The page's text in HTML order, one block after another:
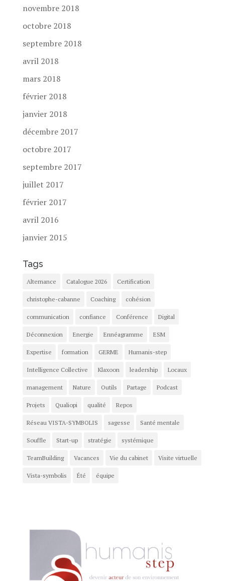
novembre 2018
octobre 2018
septembre 2018
avril 2018
mars 2018
février 2018
janvier 2018
décembre 2017
octobre 2017
septembre 2017
juillet 2017
février 2017
avril 2016
janvier 2015
Tags
Alternance Catalogue 2026 Certification
christophe-cabanne Coaching cohésion
communication confiance Conférence Digital
Déconnexion Energie Ennéagramme ESM
Expertise formation GERME Humanis-step
Intelligence Collective Klaxoon leadership Locaux
management Nature Outils Partage Podcast
Projets Qualiopi qualité Repos
Réseau VISTA-SYMBOLIS sagesse Santé mentale
Souffle Start-up stratégie systémique
TeamBuilding Vacances Vie du cabinet Visite virtuelle
Vista-symbolis Été équipe